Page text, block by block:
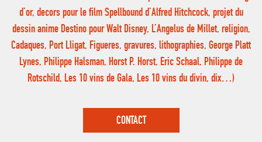
d’or, decors pour le film Spellbound d’Alfred Hitchcock, projet du
dessin anime Destino pour Walt Disney, L’Angelus de Millet, religion,
Cadaques, Port Lligat, Figueres, gravures, lithographies, George Platt
Lynes, Philippe Halsman, Horst P. Horst, Eric Schaal, Philippe de
Rotschild, Les 10 vins de Gala, Les 10 vins du divin, dix…)
CONTACT